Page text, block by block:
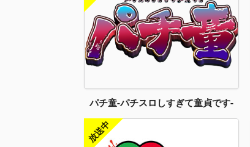
パチ童-パチスロしすぎて童貞です-